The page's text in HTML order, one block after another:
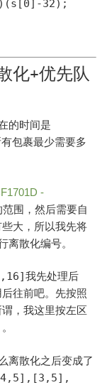
32);
化+优先队
的时间是
包裹最少需要多
-
围，然后需要自
大，所以我先将
离散化编号。
我先处理后
往前吧。先按照
，我这里按左区
离散化之后变成了